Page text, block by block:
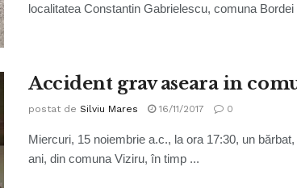
localitatea Constantin Gabrielescu, comuna Bordei
Accident grav aseara in
postat de Silviu Mares 16/11/2017 0
Miercuri, 15 noiembrie a.c., la ora 17:30, un
ani, din comuna Viziru, în timp ...